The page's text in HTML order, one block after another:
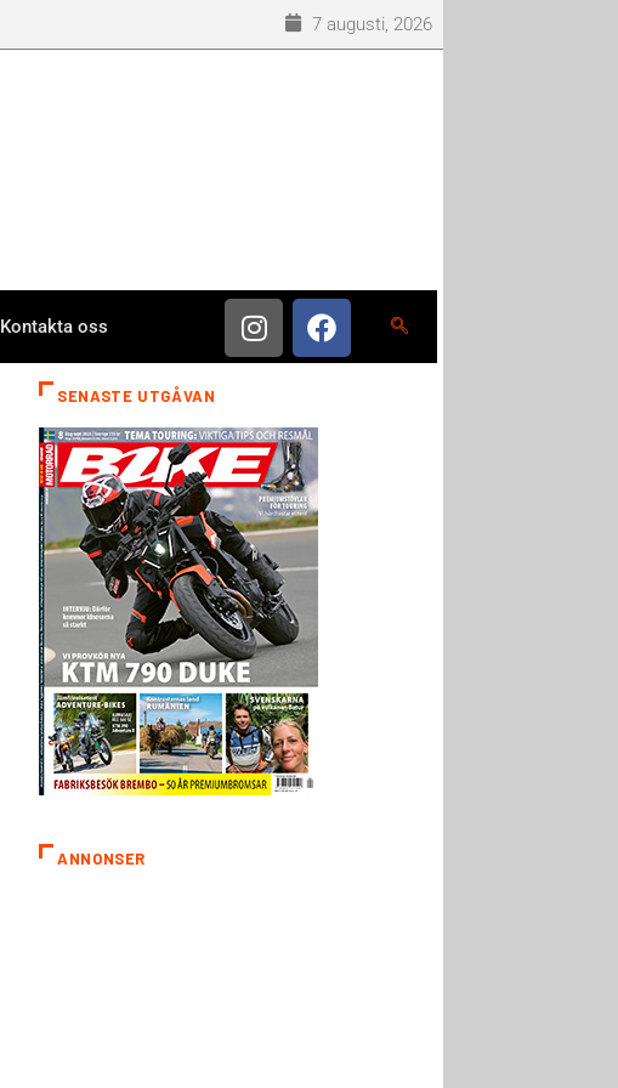
7 augusti, 2026
Kontakta oss
SENASTE UTGÅVAN
ANNONSER